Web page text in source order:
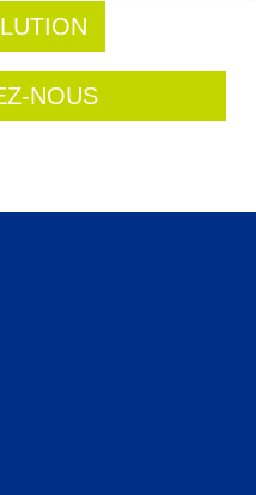
NOUS